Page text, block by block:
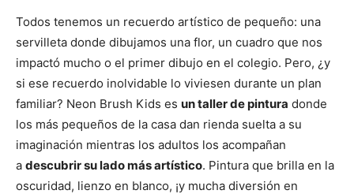
Todos tenemos un recuerdo artístico de pequeño: una
servilleta donde dibujamos una flor, un cuadro que nos
impactó mucho o el primer dibujo en el colegio. Pero, ¿y
si ese recuerdo inolvidable lo viviesen durante un plan
familiar? Neon Brush Kids es un taller de pintura donde
los más pequeños de la casa dan rienda suelta a su
imaginación mientras los adultos los acompañan
a descubrir su lado más artístico. Pintura que brilla en la
oscuridad, lienzo en blanco, ¡y mucha diversión en